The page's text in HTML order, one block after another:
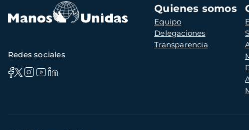
Navegación
principal
Quienes somos
Equipo
Delegaciones
Transparencia
Redes sociales